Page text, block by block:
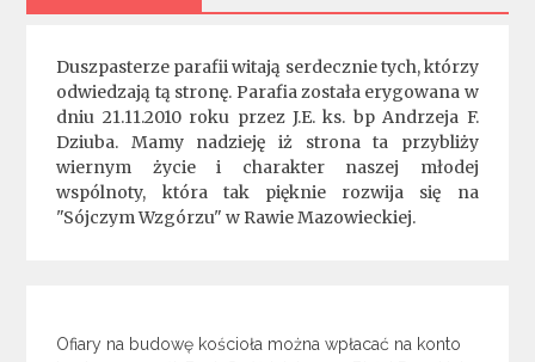
Duszpasterze parafii witają serdecznie tych, którzy
odwiedzają tą stronę. Parafia została erygowana w
dniu 21.11.2010 roku przez J.E. ks. bp Andrzeja F.
Dziuba. Mamy nadzieję iż strona ta przybliży
wiernym życie i charakter naszej młodej
wspólnoty, która tak pięknie rozwija się na
"Sójczym Wzgórzu" w Rawie Mazowieckiej.
Ofiary na budowę kościoła można wpłacać na konto